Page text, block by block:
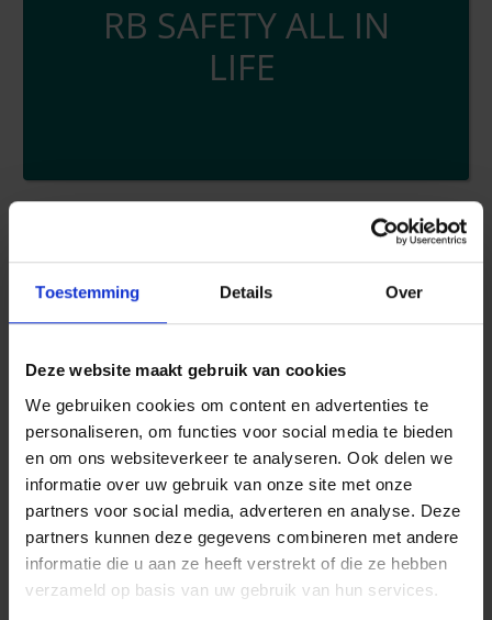
Toestemming Details Over
Deze website maakt gebruik van cookies
We gebruiken cookies om content en advertenties te
personaliseren, om functies voor social media te bieden
en om ons websiteverkeer te analyseren. Ook delen we
informatie over uw gebruik van onze site met onze
partners voor social media, adverteren en analyse. Deze
partners kunnen deze gegevens combineren met andere
informatie die u aan ze heeft verstrekt of die ze hebben
verzameld op basis van uw gebruik van hun services.
RB SAFETY ALL IN
LIFE
RB SAFETY BUSINESS